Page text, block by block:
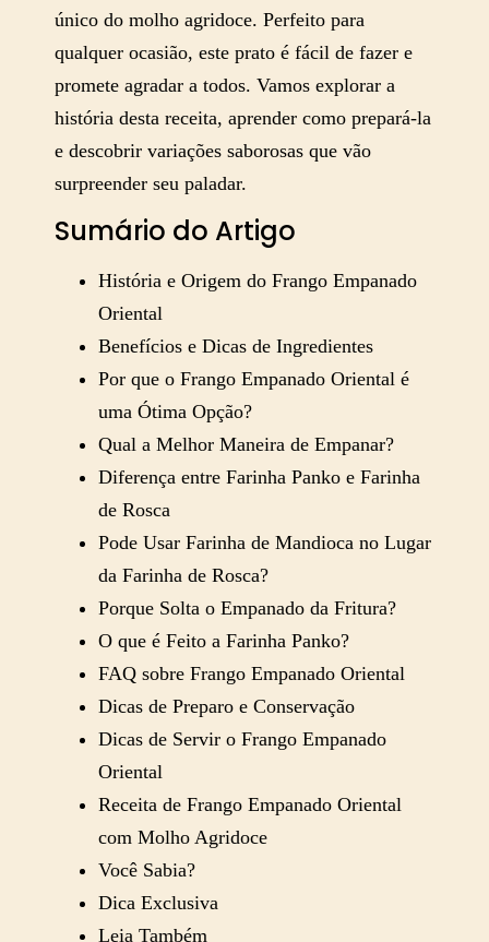
único do molho agridoce. Perfeito para
qualquer ocasião, este prato é fácil de fazer e
promete agradar a todos. Vamos explorar a
história desta receita, aprender como prepará-la
e descobrir variações saborosas que vão
surpreender seu paladar.
Sumário do Artigo
História e Origem do Frango Empanado
Oriental
Benefícios e Dicas de Ingredientes
Por que o Frango Empanado Oriental é
uma Ótima Opção?
Qual a Melhor Maneira de Empanar?
Diferença entre Farinha Panko e Farinha
de Rosca
Pode Usar Farinha de Mandioca no Lugar
da Farinha de Rosca?
Porque Solta o Empanado da Fritura?
O que é Feito a Farinha Panko?
FAQ sobre Frango Empanado Oriental
Dicas de Preparo e Conservação
Dicas de Servir o Frango Empanado
Oriental
Receita de Frango Empanado Oriental
com Molho Agridoce
Você Sabia?
Dica Exclusiva
Leia Também